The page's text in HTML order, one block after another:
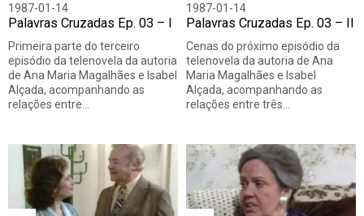
1987-01-14
Palavras Cruzadas Ep. 03 – I
Primeira parte do terceiro
episódio da telenovela da autoria
de Ana Maria Magalhães e Isabel
Alçada, acompanhando as
relações entre…
1987-01-14
Palavras Cruzadas Ep. 03 – II
Cenas do próximo episódio da
telenovela da autoria de Ana
Maria Magalhães e Isabel
Alçada, acompanhando as
relações entre três…